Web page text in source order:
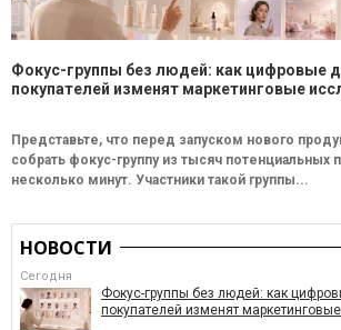
Фокус-группы без людей: как цифровые
покупателей изменят маркетинговые
Представьте, что перед запуском нового
собрать фокус-группу из тысяч потенциальных
несколько минут. Участники такой группы...
НОВОСТИ
Сегодня
Фокус-группы без людей: как
покупателей изменят